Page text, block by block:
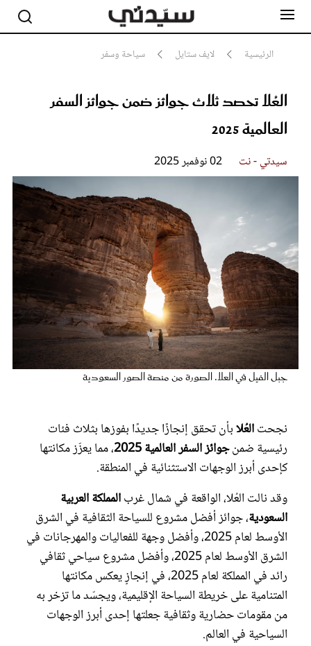
الرئيسية لايف ستايل سياحة وسفر
العُلا تحصد ثلاث جوائز ضمن جوائز السفر
العالمية 2025
سيدتي - نت 02 نوفمبر 2025
جبل الفيل في العلا. الصورة من منصة الصور السعودية
نجحتالعُلابأن تحقق إنجازًا جديدًا بفوزها بثلاث فئات
رئيسية ضمنجوائز السفر العالمية 2025
، مما يعزّز مكانتها
كإحدى أبرز الوجهات الاستثنائية في المنطقة.
وقد نالت العُلا، الواقعة في شمال غربالمملكة العربية
السعودية، جوائز أفضل مشروع للسياحة الثقافية في الشرق
الأوسط لعام 2025، وأفضل وجهة للفعاليات والمهرجانات في
الشرق الأوسط لعام 2025، وأفضل مشروع سياحي ثقافي
رائد في المملكة لعام 2025، في إنجازٍ يعكس مكانتها
المتنامية على خريطة السياحة الإقليمية، ويجسّد ما تزخر به
من مقومات حضارية وثقافية جعلتها إحدى أبرز الوجهات
السياحية في العالم.
مشاهير
جمال
سيدتي وطفلك
لايف ستايل
مطبخ سيدتي
مقالات الرأي
ستايل
تقارير
عروس سيدتي
مجلة سيدتي
غلاف رفمي